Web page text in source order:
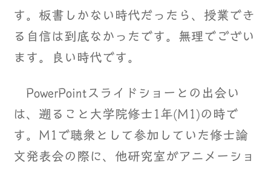
す。板書しかない時代だったら、授業でき
る自信は到底なかったです。無理でござい
ます。良い時代です。
PowerPointスライドショーとの出会い
は、遡ること大学院修士1年(M1)の時で
す。M1で聴衆として参加していた修士論
文発表会の際に、他研究室がアニメーショ